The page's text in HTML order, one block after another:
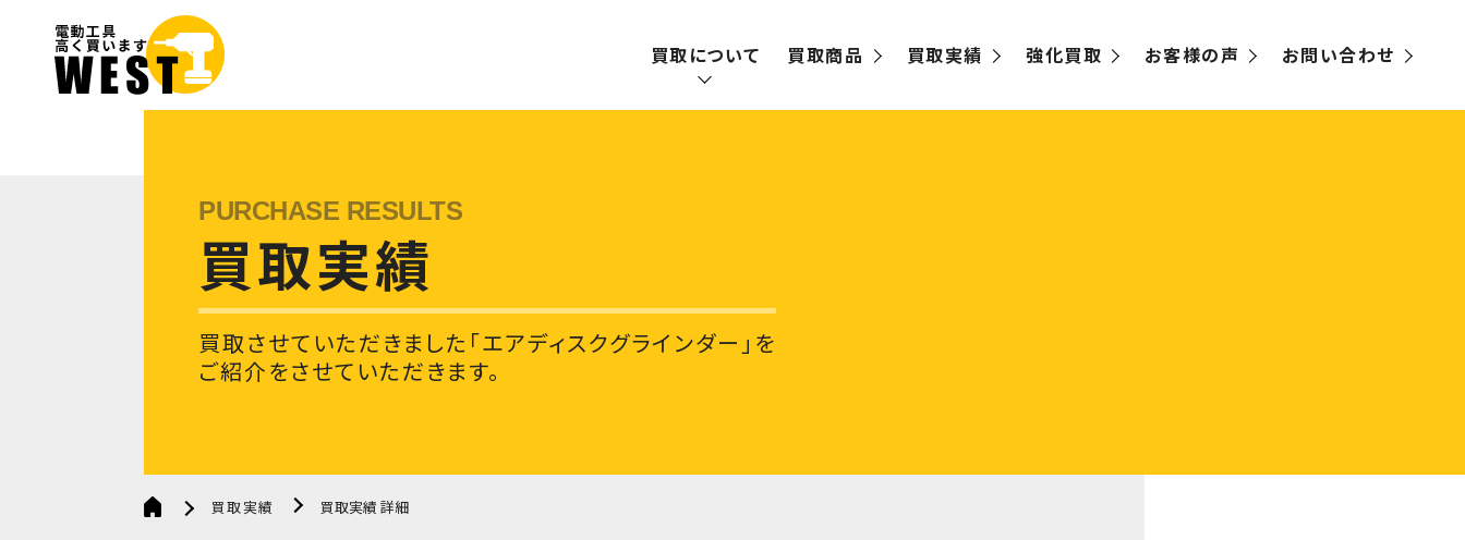
買取について 買取商品 買取実績 強化買取 お客様の声 お問い合わせ
買取実績
買取させていただきました「エアディスクグラインダー」を
ご紹介をさせていただきます。
買取実績 買取実績 詳細